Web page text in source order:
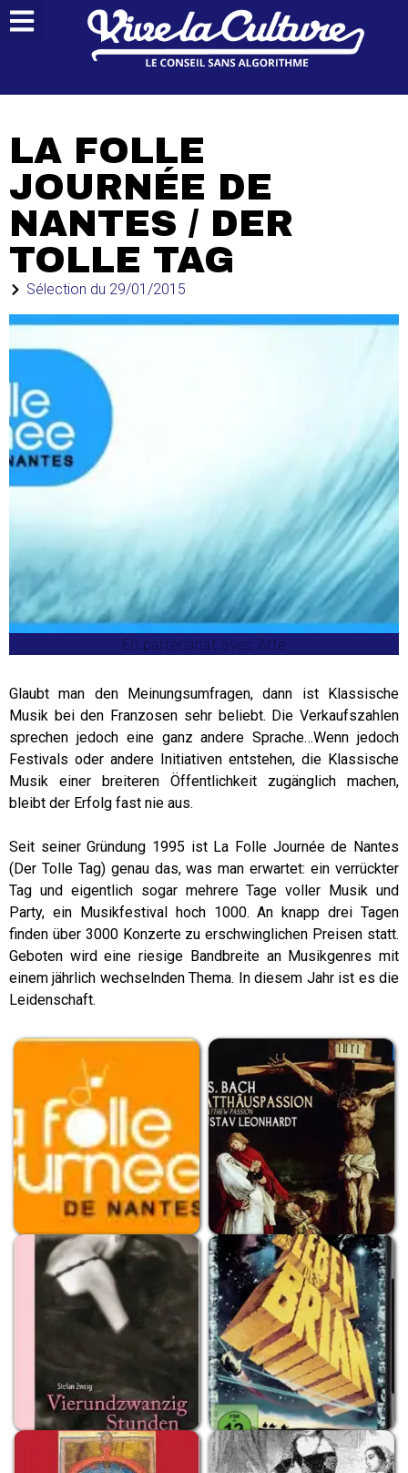
LA FOLLE
JOURNÉE DE
NANTES / DER
TOLLE TAG
Sélection du 29/01/2015
En partenariat avec Arte
Glaubt man den Meinungsumfragen, dann ist Klassische
Musik bei den Franzosen sehr beliebt. Die Verkaufszahlen
sprechen jedoch eine ganz andere Sprache…Wenn jedoch
Festivals oder andere Initiativen entstehen, die Klassische
Musik einer breiteren Öffentlichkeit zugänglich machen,
bleibt der Erfolg fast nie aus.
Seit seiner Gründung 1995 ist La Folle Journée de Nantes
(Der Tolle Tag) genau das, was man erwartet: ein verrückter
Tag und eigentlich sogar mehrere Tage voller Musik und
Party, ein Musikfestival hoch 1000. An knapp drei Tagen
finden über 3000 Konzerte zu erschwinglichen Preisen statt.
Geboten wird eine riesige Bandbreite an Musikgenres mit
einem jährlich wechselnden Thema. In diesem Jahr ist es die
Leidenschaft.